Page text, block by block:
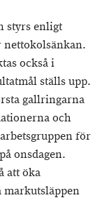
styrs enligt
nettokolsänkan.
också i
ställs upp.
gallringarna
och
för
onsdagen.
att öka